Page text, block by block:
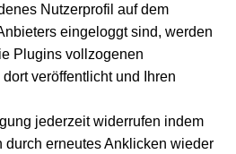
Nutzerprofil auf dem
eingeloggt sind, werden
Plugins vollzogenen
veröffentlicht und Ihren
jederzeit widerrufen indem
durch erneutes Anklicken wieder